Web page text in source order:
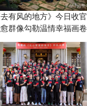
去有风的地方》今日收官
群像勾勒温情幸福画卷